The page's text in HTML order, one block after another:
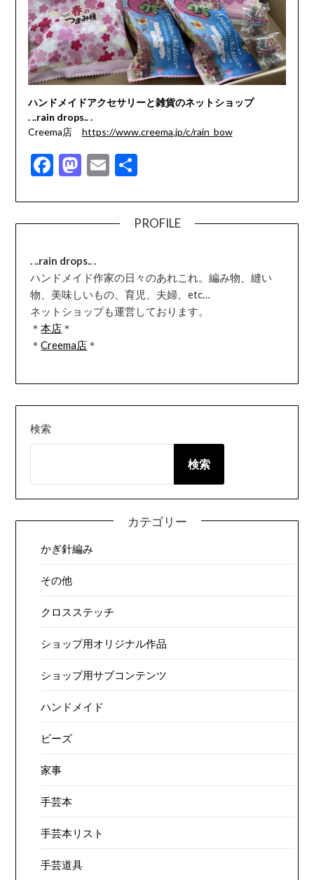
ハンドメイドアクセサリーと雑貨のネットショップ
. ..rain drops.. .
Creema店 https://www.creema.jp/c/rain_bow
Facebook
Mastodon
Email
共
PROFILE
. ..rain drops.. .
ハンドメイド作家の日々のあれこれ。編み物、縫い
物、美味しいもの、育児、夫婦、etc…
ネットショップも運営しております。
＊本店 ＊
＊Creema店 ＊
検索
検索
カテゴリー
かぎ針編み
その他
クロスステッチ
ショップ用オリジナル作品
ショップ用サブコンテンツ
ハンドメイド
ビーズ
家事
手芸本
手芸本リスト
手芸道具